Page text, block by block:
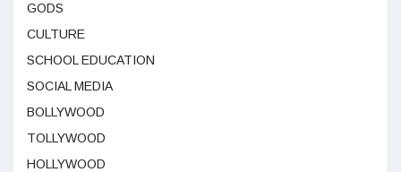
GODS
CULTURE
SCHOOL EDUCATION
SOCIAL MEDIA
BOLLYWOOD
TOLLYWOOD
HOLLYWOOD